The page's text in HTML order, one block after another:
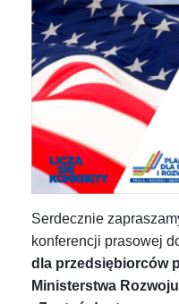
Serdecznie
konferencji prasowej
dla przedsiębiorców
Ministerstwa